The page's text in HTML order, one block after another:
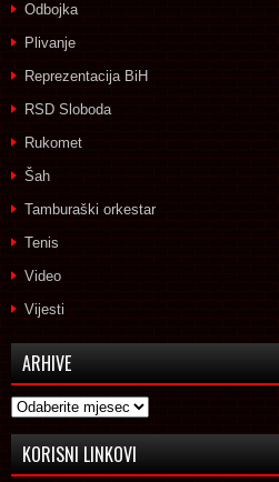
Odbojka
Plivanje
Reprezentacija BiH
RSD Sloboda
Rukomet
Šah
Tamburaški orkestar
Tenis
Video
Vijesti
ARHIVE
Arhive
KORISNI LINKOVI